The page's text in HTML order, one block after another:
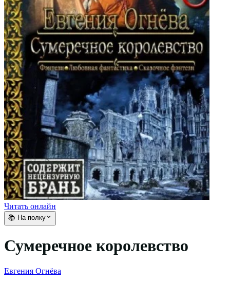
Читать онлайн
📚 На полку
Сумеречное королевство
Евгения Огнёва